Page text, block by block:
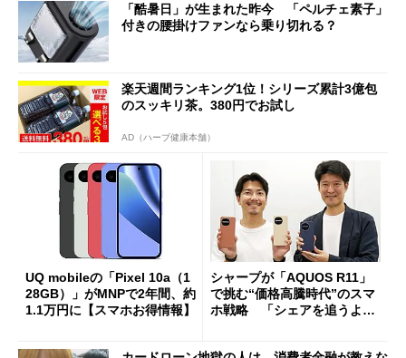
「酷暑日」が生まれた昨今 「ペルチェ素子」
付きの腰掛けファンなら乗り切れる？
楽天週間ランキング1位！シリーズ累計3億包
のスッキリ茶。380円でお試し
AD（ハーブ健康本舗）
UQ mobileの「Pixel 10a（1
28GB）」がMNPで2年間、約
1.1万円に【スマホお得情報】
シャープが「AQUOS R11」
で挑む“価格高騰時代”のスマ
ホ戦略 「シェアを追うより